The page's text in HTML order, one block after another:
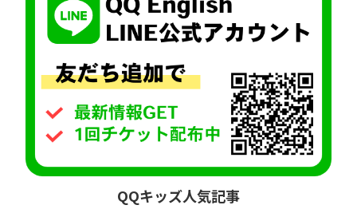
QQキッズ人気記事